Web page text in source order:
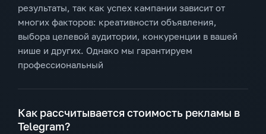
результаты, так как успех кампании зависит от
многих факторов: креативности объявления,
выбора целевой аудитории, конкуренции в вашей
нише и других. Однако мы гарантируем
профессиональный
Как рассчитывается стоимость рекламы в
Telegram?